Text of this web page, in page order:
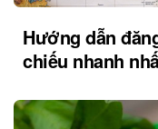
Hướng dẫn
chiếu nhanh